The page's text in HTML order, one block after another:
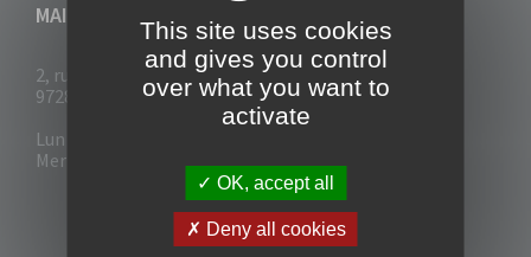
MAIRIE DU VAUCLIN
2, rue Collignon
97280 Le Vauclin
Lun - Mar : 7h30- 13h & 14h-17h
Mer-Jeu-Vend : 7h30 - 13h30
This site uses cookies
and gives you control
over what you want to
activate
OK, accept all
Deny all cookies